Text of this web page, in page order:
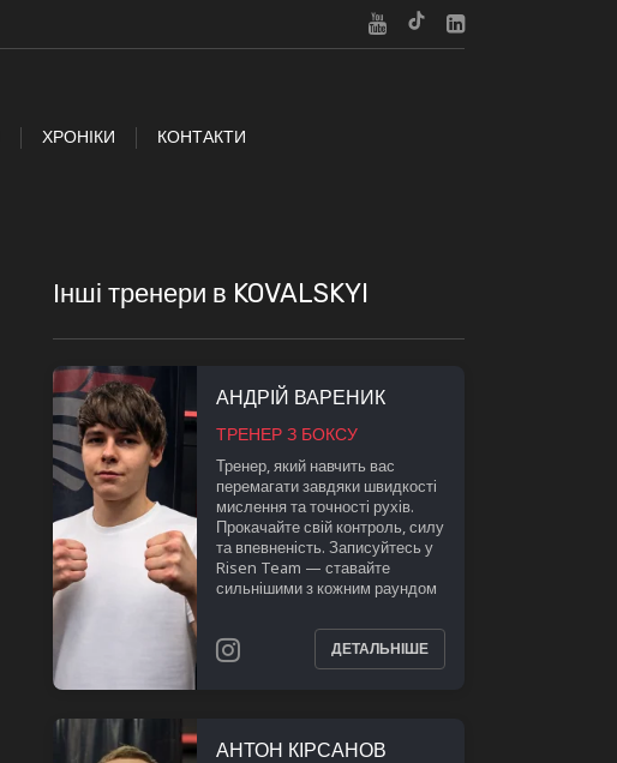
ХРОНІКИ КОНТАКТИ
Інші тренери в KOVALSKYI
АНДРІЙ ВАРЕНИК
ТРЕНЕР З БОКСУ
Тренер, який навчить вас
перемагати завдяки швидкості
мислення та точності рухів.
Прокачайте свій контроль, силу
та впевненість. Записуйтесь у
Risen Team — ставайте
сильнішими з кожним раундом
ДЕТАЛЬНІШЕ
АНТОН КІРСАНОВ